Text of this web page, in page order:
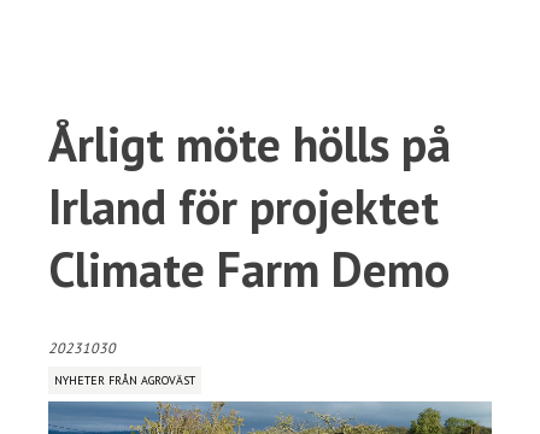
Årligt möte hölls på
Irland för projektet
Climate Farm Demo
20231030
NYHETER FRÅN AGROVÄST